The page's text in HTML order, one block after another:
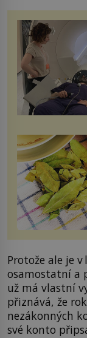
Protože ale je
osamostatní a
už má vlastní
přiznává, že
nezákonných
své konto